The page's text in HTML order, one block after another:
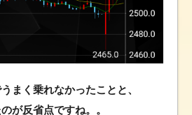
まく乗れなかったことと、
が反省点ですね。。